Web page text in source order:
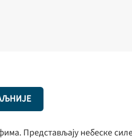
Представљају небеске